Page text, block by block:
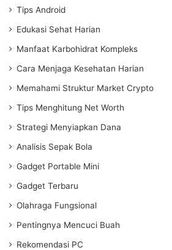
Tips Android
Edukasi Sehat Harian
Manfaat Karbohidrat Kompleks
Cara Menjaga Kesehatan Harian
Memahami Struktur Market Crypto
Tips Menghitung Net Worth
Strategi Menyiapkan Dana
Analisis Sepak Bola
Gadget Portable Mini
Gadget Terbaru
Olahraga Fungsional
Pentingnya Mencuci Buah
Rekomendasi PC